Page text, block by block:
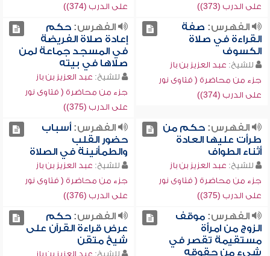
على الدرب (373))
على الدرب (374))
الفهرس: صفة
القراءة في صلاة
الكسوف
للشيخ: عبد العزيز بن باز
جزء من محاضرة ( فتاوى نور
على الدرب (374))
الفهرس:حكم
إعادة صلاة الفريضة
في المسجد جماعة لمن
صلاها في بيته
للشيخ: عبد العزيز بن باز
جزء من محاضرة ( فتاوى نور
على الدرب (375))
الفهرس:حكم من
طرأت عليها العادة
أثناء الطواف
للشيخ: عبد العزيز بن باز
جزء من محاضرة ( فتاوى نور
على الدرب (375))
الفهرس:أسباب
حضور القلب
والطمأنينة في الصلاة
للشيخ: عبد العزيز بن باز
جزء من محاضرة ( فتاوى نور
على الدرب (376))
الفهرس:موقف
الزوج من امرأة
مستقيمة تقصر في
شيء من حقوقه
الفهرس:حكم
عرض قراءة القرآن على
شيخ متقن
للشيخ: عبد العزيز بن باز